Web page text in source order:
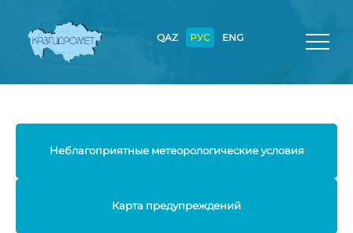
QAZ РУС ENG
Неблагоприятные метеорологические условия
Карта предупреждений